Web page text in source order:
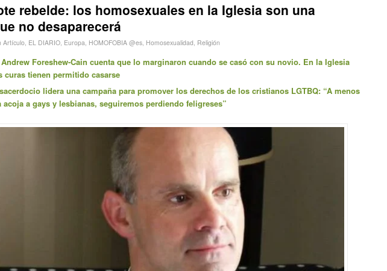
rebelde: los homosexuales en la Iglesia son una
no desaparecerá
Artículo, EL DIARIO, Europa, HOMOFOBIA @es, Homosexualidad, Religión
Foreshew-Cain cuenta que lo marginaron cuando se casó con su novio. En la Iglesia
curas tienen permitido casarse
lidera una campaña para promover los derechos de los cristianos LGTBQ: “A menos
acoja a gays y lesbianas, seguiremos perdiendo feligreses”